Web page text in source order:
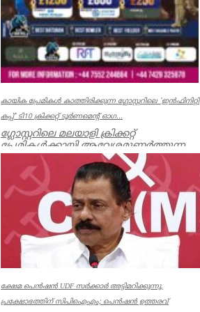
കായിക പ്രേമികള്‍ കാത്തിരിക്കുന്ന ഗ്ലോസ്റ്ററിലെ 'ഇന്‍ഫിനിറ്റി
കപ്പ്' ടി10 ക്രിക്കറ്റ് ടൂര്‍ണമെന്റ് ഓഗ...
ഗ്ലോസ്റ്ററിലെ മലയാളി ക്രിക്കറ്റ്
പ്രേമികള്‍ക്കായി ആവേശമുണര്‍ത്തുന്ന
'ഇന്‍ഫിനിറ്റി കപ്പ് - സീസണ്‍ 3'...
Associations
ക്ഷേമ പെൻഷൻ UDF സർക്കാർ അട്ടിമറിക്കുന്നു,
പ്രക്ഷോഭത്തിന് സിപിഐഎം; പെൻഷൻ ഉത്തരവ്